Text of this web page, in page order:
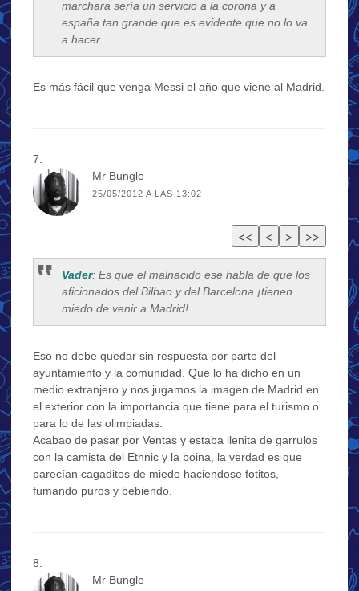
marchara sería un servicio a la corona y a
españa tan grande que es evidente que no lo va
a hacer
Es más fácil que venga Messi el año que viene al Madrid.
Mr Bungle
25/05/2012 A LAS 13:02
Vader: Es que el malnacido ese habla de que los
aficionados del Bilbao y del Barcelona ¡tienen
miedo de venir a Madrid!
Eso no debe quedar sin respuesta por parte del
ayuntamiento y la comunidad. Que lo ha dicho en un
medio extranjero y nos jugamos la imagen de Madrid en
el exterior con la importancia que tiene para el turismo o
para lo de las olimpiadas.
Acabao de pasar por Ventas y estaba llenita de garrulos
con la camista del Ethnic y la boina, la verdad es que
parecían cagaditos de miedo haciendose fotitos,
fumando puros y bebiendo.
Mr Bungle